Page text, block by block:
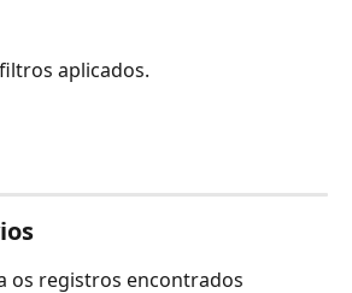
aplicados.
os registros encontrados